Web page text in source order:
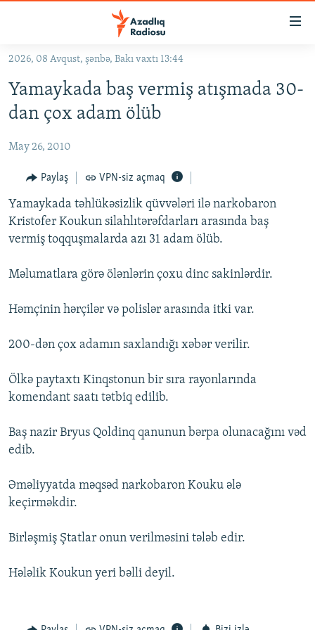
Əsas
qayıt
Əsas
naviqasiyaya
qayıt
#İZAHLA
KORRUPSIOMETR
#ƏSLINDƏ
FƏRQƏ BAX
QANUNI DOĞRU
ARAŞDIRMA
VIDEO
FOTOQALEREYA
KARIKATURA
RADIO ARXIV
OXU ZALI
İSLAM VƏ DEMOKRATIYA
İZ - MƏDƏNIYYƏT PROQRAMI
HAQQIMIZDA
PEŞƏ ETIKASI VƏ JURNALISTIKA STANDARTLARIMIZ
MATERIALLARIMIZDAN ISTIFADƏ
AZADLIQRADIOSU MOBIL TELEFONUNUZDA
BIZIMLƏ ƏLAQƏ
XƏBƏR BÜLLETENLƏRIMIZ
BIZI IZLƏ
RFE/RL-in bütün saytları
2026, 08 Avqust, şənbə, Bakı vaxtı 13:44
Yamaykada baş vermiş atışmada 30-
dan çox adam ölüb
May 26, 2010
Paylaş VPN-siz açmaq
Yamaykada təhlükəsizlik qüvvələri ilə narkobaron
Kristofer Koukun silahlıtərəfdarları arasında baş
vermiş toqquşmalarda azı 31 adam ölüb.
Məlumatlara görə ölənlərin çoxu dinc sakinlərdir.
Həmçinin hərçilər və polislər arasında itki var.
200-dən çox adamın saxlandığı xəbər verilir.
Ölkə paytaxtı Kinqstonun bir sıra rayonlarında
komendant saatı tətbiq edilib.
Baş nazir Bryus Qoldinq qanunun bərpa olunacağını vəd
edib.
Əməliyyatda məqsəd narkobaron Kouku ələ
keçirməkdir.
Birləşmiş Ştatlar onun verilməsini tələb edir.
Hələlik Koukun yeri bəlli deyil.